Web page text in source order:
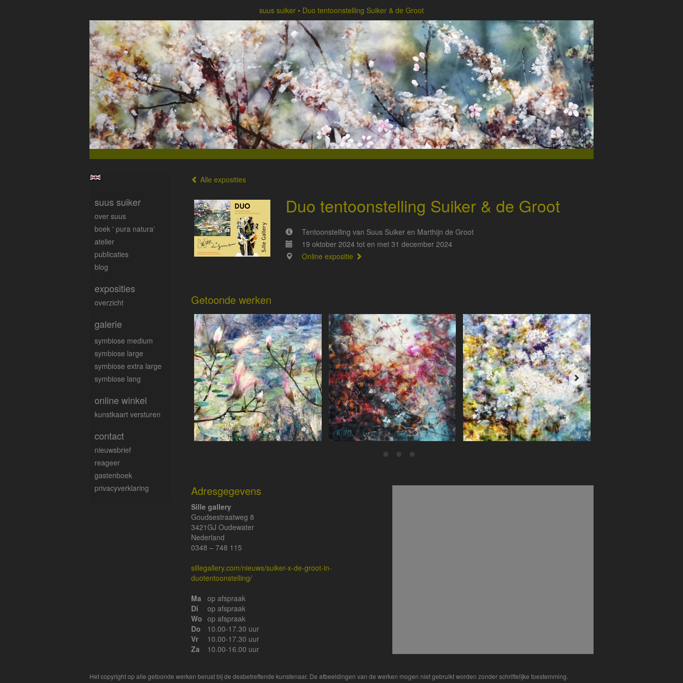
suus suiker Duo tentoonstelling Suiker & de Groot
Alle exposities
Duo tentoonstelling Suiker & de Groot
Tentoonstelling van Suus Suiker en Marthijn de Groot
19 oktober 2024 tot en met 31 december 2024
Online expositie
Getoonde werken
Adresgegevens
Sille gallery
Goudsestraatweg 8
3421GJ Oudewater
Nederland
0348 – 748 115
sillegallery.com/nieuws/suiker-x-de-groot-in-
duotentoonstelling/
Ma
op afspraak
Di
op afspraak
Wo op afspraak
Do
10.00-17.30 uur
Vr
10.00-17.30 uur
Za
10.00-16.00 uur
suus suiker
over suus
boek ' pura natura'
atelier
publicaties
blog
exposities
overzicht
galerie
symbiose medium
symbiose large
symbiose extra large
symbiose lang
online winkel
kunstkaart versturen
contact
nieuwsbrief
reageer
gastenboek
privacyverklaring
Het copyright op alle getoonde werken berust bij de desbetreffende kunstenaar. De afbeeldingen van de werken mogen niet gebruikt worden zonder schriftelijke toestemming.